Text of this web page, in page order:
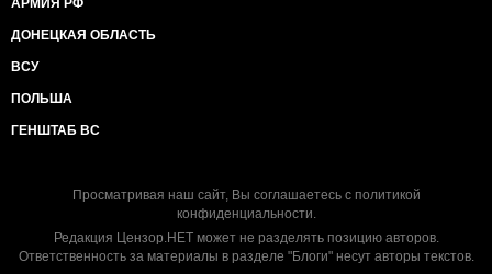
АРМИЯ РФ
ДОНЕЦКАЯ ОБЛАСТЬ
ВСУ
ПОЛЬША
ГЕНШТАБ ВС
Просматривая наш сайт, Вы соглашаетесь с политикой
конфиденциальности.
Редакция Цензор.НЕТ может не разделять позицию авторов.
Ответственность за материалы в разделе "Блоги" несут авторы текстов.